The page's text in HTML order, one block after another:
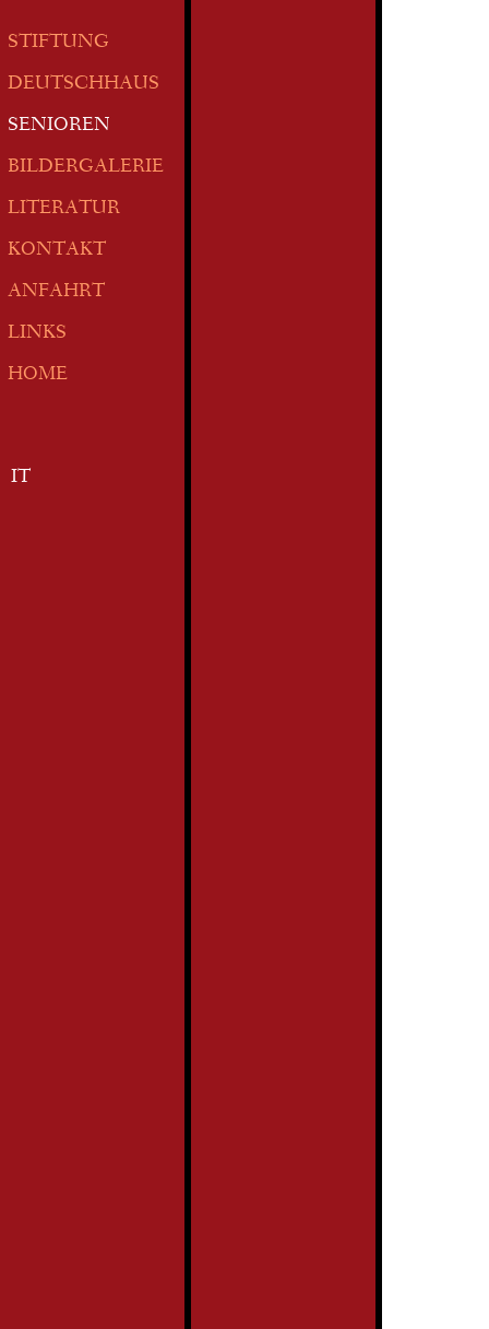
STIFTUNG
DEUTSCHHAUS
SENIOREN
BILDERGALERIE
LITERATUR
KONTAKT
ANFAHRT
LINKS
HOME
IT